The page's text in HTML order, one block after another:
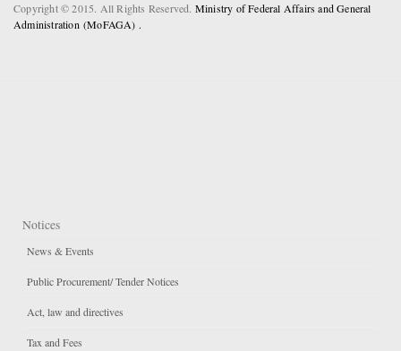
Copyright © 2015. All Rights Reserved. Ministry of Federal Affairs and General
Administration (MoFAGA) .
Notices
News & Events
Public Procurement/ Tender Notices
Act, law and directives
Tax and Fees